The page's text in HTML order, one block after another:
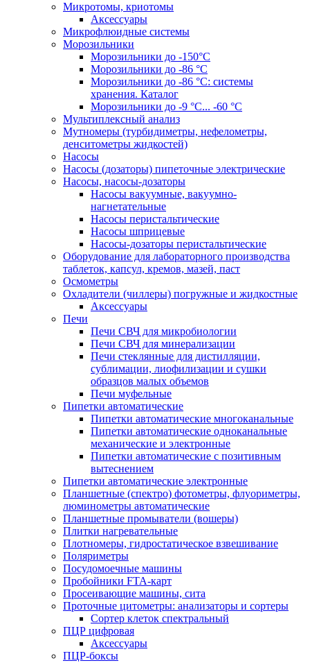
Микротомы, криотомы
Аксессуары
Микрофлюидные системы
Морозильники
Морозильники до -150°С
Морозильники до -86 °C
Морозильники до -86 °C: системы
хранения. Каталог
Морозильники до -9 °C... -60 °C
Мультиплексный анализ
Мутномеры (турбидиметры, нефелометры,
денситометры жидкостей)
Насосы
Насосы (дозаторы) пипеточные электрические
Насосы, насосы-дозаторы
Насосы вакуумные, вакуумно-
нагнетательные
Насосы перистальтические
Насосы шприцевые
Насосы-дозаторы перистальтические
Оборудование для лабораторного производства
таблеток, капсул, кремов, мазей, паст
Осмометры
Охладители (чиллеры) погружные и жидкостные
Аксессуары
Печи
Печи СВЧ для микробиологии
Печи СВЧ для минерализации
Печи стеклянные для дистилляции,
сублимации, лиофилизации и сушки
образцов малых объемов
Печи муфельные
Пипетки автоматические
Пипетки автоматические многоканальные
Пипетки автоматические одноканальные
механические и электронные
Пипетки автоматические с позитивным
вытеснением
Пипетки автоматические электронные
Планшетные (спектро) фотометры, флуориметры,
люминометры автоматические
Планшетные промыватели (вошеры)
Плитки нагревательные
Плотномеры, гидростатическое взвешивание
Поляриметры
Посудомоечные машины
Пробойники FTA-карт
Просеивающие машины, сита
Проточные цитометры: анализаторы и сортеры
Сортер клеток спектральный
ПЦР цифровая
Аксессуары
ПЦР-боксы